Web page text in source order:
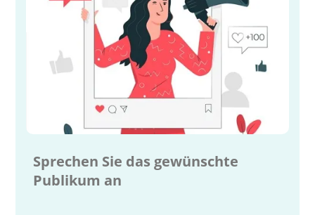
Sprechen Sie das gewünschte
Publikum an